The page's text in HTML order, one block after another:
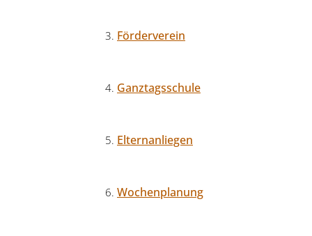
Förderverein
Ganztagsschule
Elternanliegen
Wochenplanung